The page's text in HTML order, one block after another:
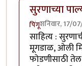
सुरणाच्या
पिंगूशनिवार, 17/
साहित्य :
मूगडाळ, ओली
फोडणीसाठी